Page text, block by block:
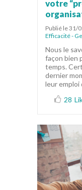
votre
Publié le 31/
Efficacité -
Nous le
façon bien
temps.
dernier
leur emploi
28